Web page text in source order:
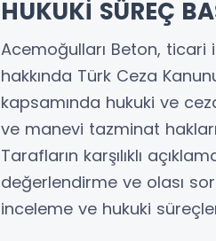
HUKUKİ SÜREÇ
Acemoğulları Beton, ticari
hakkında Türk Ceza
kapsamında hukuki ve
ve manevi tazminat
Tarafların karşılıklı
değerlendirme ve olası
inceleme ve hukuki